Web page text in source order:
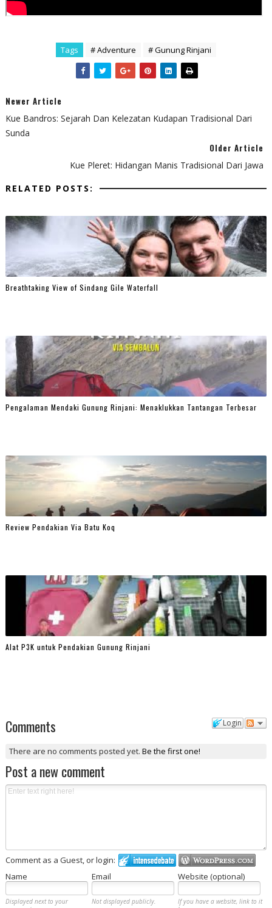
Tags # Adventure # Gunung Rinjani
Newer Article
Kue Bandros: Sejarah Dan Kelezatan Kudapan Tradisional Dari
Sunda
Older Article
Kue Pleret: Hidangan Manis Tradisional Dari Jawa
RELATED POSTS:
Breathtaking View of Sindang Gile Waterfall
Pengalaman Mendaki Gunung Rinjani: Menaklukkan Tantangan Terbesar
Review Pendakian Via Batu Koq
Alat P3K untuk Pendakian Gunung Rinjani
Login
Comments
There are no comments posted yet.Be the first one!
Post a new comment
Comment as a Guest, or login:
Name
Email Website (optional)
Displayed next to your
Not displayed publicly.
If you have a website, link to it